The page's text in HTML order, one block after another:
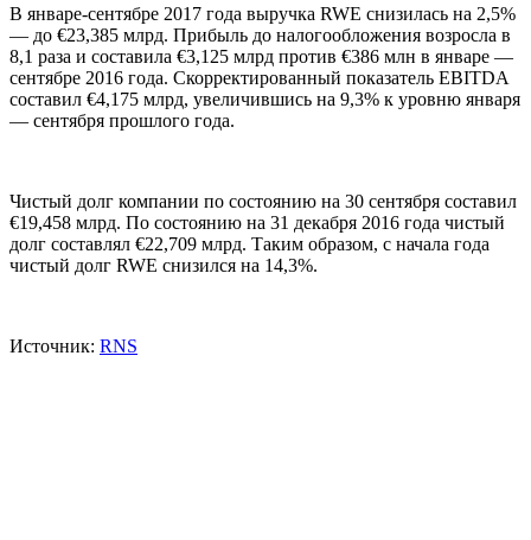
В январе-сентябре 2017 года выручка RWE снизилась на 2,5%
— до €23,385 млрд. Прибыль до налогообложения возросла в
8,1 раза и составила €3,125 млрд против €386 млн в январе —
сентябре 2016 года. Скорректированный показатель EBITDA
составил €4,175 млрд, увеличившись на 9,3% к уровню января
— сентября прошлого года.
Чистый долг компании по состоянию на 30 сентября составил
€19,458 млрд. По состоянию на 31 декабря 2016 года чистый
долг составлял €22,709 млрд. Таким образом, с начала года
чистый долг RWE снизился на 14,3%.
Источник: RNS